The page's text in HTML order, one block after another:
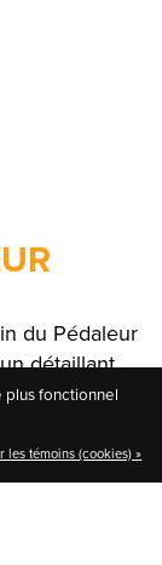
du Pédaleur
détaillant
et de
fonctionnel
les témoins (cookies) »